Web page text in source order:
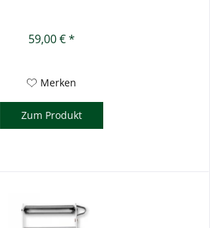
59,00 € *
Merken
Zum Produkt